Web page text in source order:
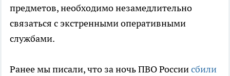
предметов, необходимо незамедлительно
связаться с экстренными оперативными
службами.
Ранее мы писали, что за ночь ПВО Россиисбили